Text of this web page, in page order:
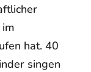
hat. 40
singen